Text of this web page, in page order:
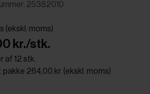
25382010
(ekskl. moms)
kr./stk.
af 12 stk.
pakke 264,00 kr. (ekskl. moms)